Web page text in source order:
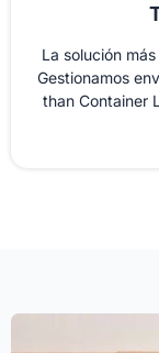
La solución
Gestionamos
than Container